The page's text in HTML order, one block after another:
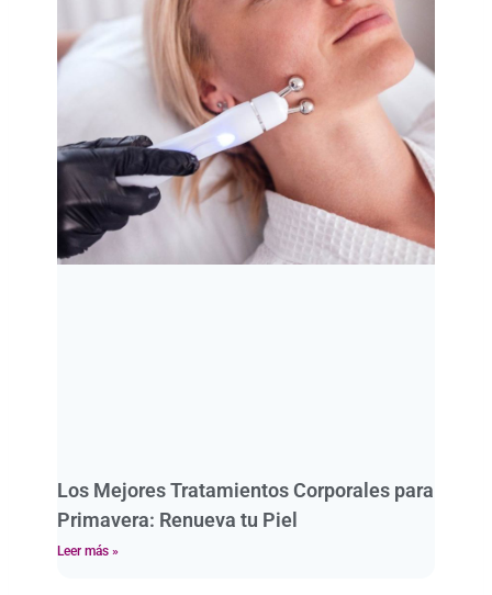
Los Mejores Tratamientos Corporales para
Primavera: Renueva tu Piel
Leer más »